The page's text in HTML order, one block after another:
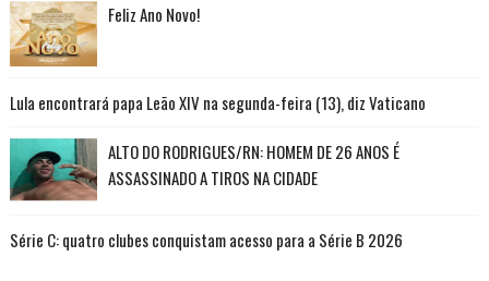
Feliz Ano Novo!
Lula encontrará papa Leão XIV na segunda-feira (13), diz Vaticano
ALTO DO RODRIGUES/RN: HOMEM DE 26 ANOS É
ASSASSINADO A TIROS NA CIDADE
Série C: quatro clubes conquistam acesso para a Série B 2026